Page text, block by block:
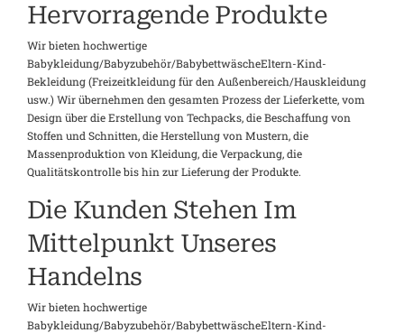
Hervorragende Produkte
Wir bieten hochwertige
Babykleidung/Babyzubehör/BabybettwäscheEltern-Kind-
Bekleidung (Freizeitkleidung für den Außenbereich/Hauskleidung
usw.) Wir übernehmen den gesamten Prozess der Lieferkette, vom
Design über die Erstellung von Techpacks, die Beschaffung von
Stoffen und Schnitten, die Herstellung von Mustern, die
Massenproduktion von Kleidung, die Verpackung, die
Qualitätskontrolle bis hin zur Lieferung der Produkte.
Die Kunden Stehen Im
Mittelpunkt Unseres
Handelns
Wir bieten hochwertige
Babykleidung/Babyzubehör/BabybettwäscheEltern-Kind-